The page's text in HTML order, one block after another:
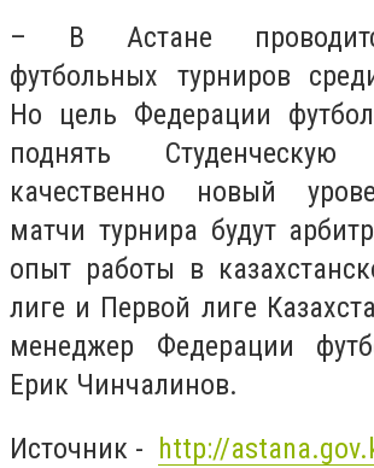
– В Астане
футбольных турниров
Но цель Федерации
поднять
качественно новый
матчи турнира будут
опыт работы в
лиге и Первой лиге
менеджер Федерации
Ерик Чинчалинов.
Источник -
http://